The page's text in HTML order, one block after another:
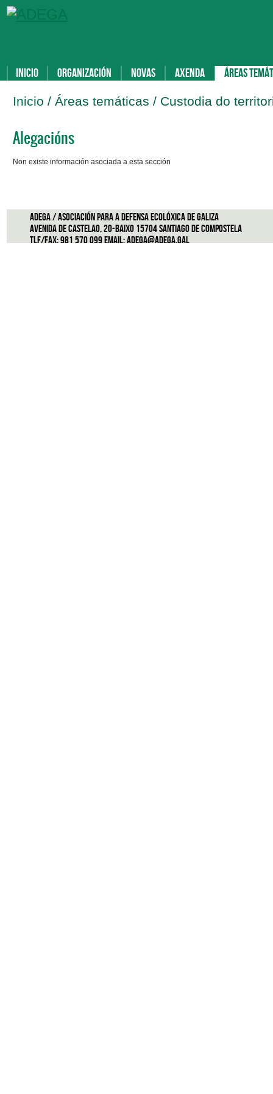
Inicio Organización Novas Axenda Áreas
Inicio / Áreas temáticas / Custodia do
Alegacións
Non existe información asociada a esta sección
ADEGA / Asociación para a defensa ecolóxica de Galiza
Avenida de Castelao, 20-Baixo 15704 Santiago de Compostela
Tlf/Fax: 981 570 099 Email:adega@adega.gal